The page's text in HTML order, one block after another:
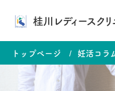
桂川レディースクリ
トップページ 妊活コラ